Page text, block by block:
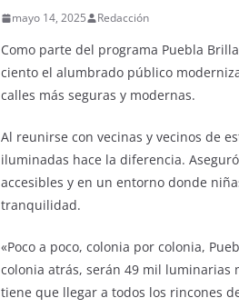
mayo 14, 2025 Redacción
Como parte del programa Puebla
ciento el alumbrado público
calles más seguras y modernas.
Al reunirse con vecinas y vecinos de
iluminadas hace la diferencia.
accesibles y en un entorno donde
tranquilidad.
«Poco a poco, colonia por colonia,
colonia atrás, serán 49 mil luminarias
tiene que llegar a todos los rincones